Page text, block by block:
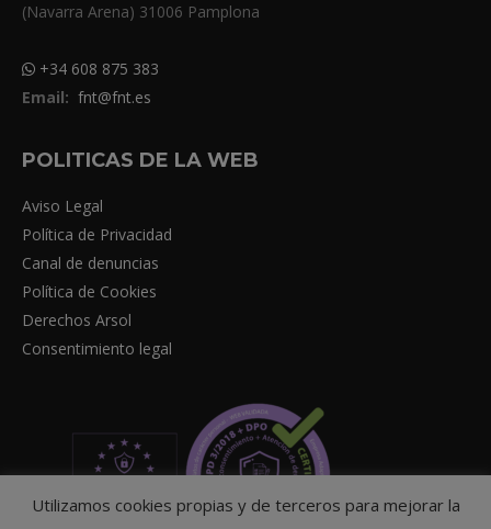
(Navarra Arena) 31006 Pamplona
+34 608 875 383
Email: fnt@fnt.es
POLITICAS DE LA WEB
Aviso Legal
Política de Privacidad
Canal de denuncias
Política de Cookies
Derechos Arsol
Consentimiento legal
Utilizamos cookies propias y de terceros para mejorar la